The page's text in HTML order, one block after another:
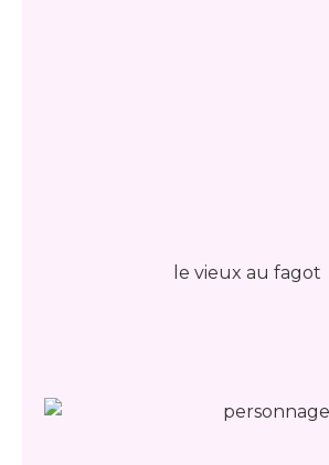
le vieux au fagot